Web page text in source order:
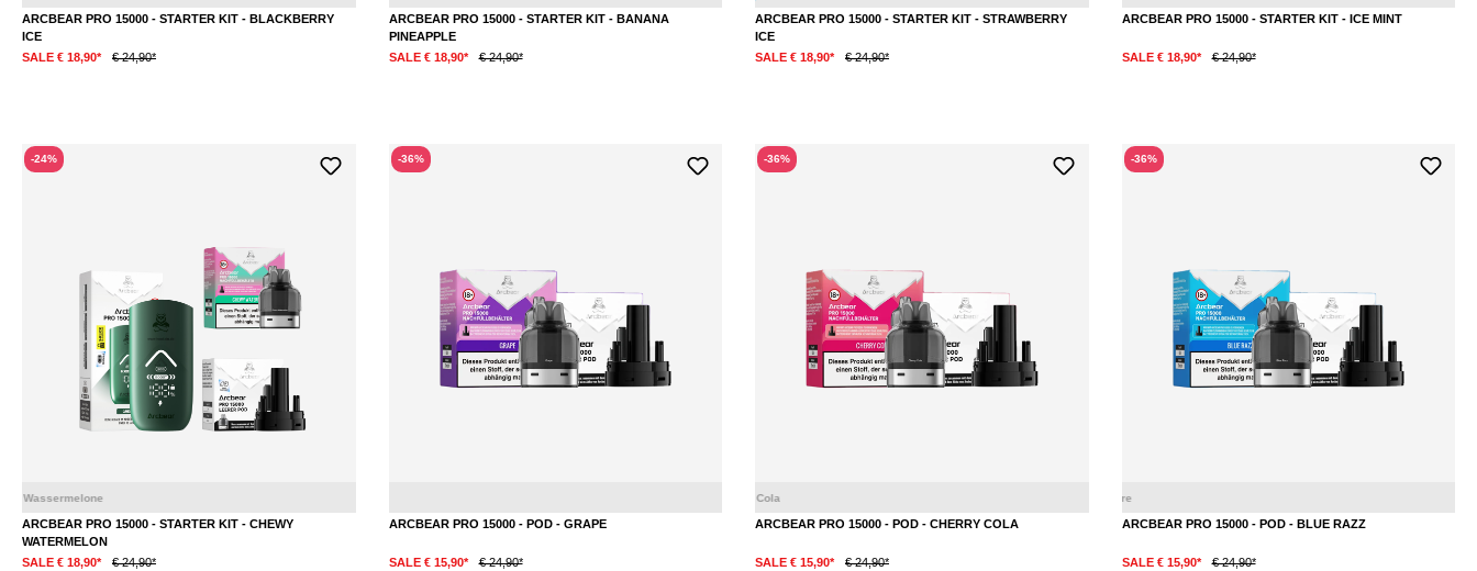
ARCBEAR PRO 15000 - STARTER KIT - BLACKBERRY
ICE
SALE € 18,90*
€ 24,90*
ARCBEAR PRO 15000 - STARTER KIT - BANANA
PINEAPPLE
SALE € 18,90*
€ 24,90*
ARCBEAR PRO 15000 - STARTER KIT - STRAWBERRY
ICE
SALE € 18,90*
€ 24,90*
ARCBEAR PRO 15000 - STARTER KIT - ICE MINT
SALE € 18,90* € 24,90*
-24%
ARCBEAR PRO 15000 - STARTER KIT - CHEWY
WATERMELON
SALE € 18,90*
€ 24,90*
-36%
ARCBEAR PRO 15000 - POD - GRAPE
SALE € 15,90* € 24,90*
-36%
Kirsche
ARCBEAR PRO 15000 - POD - CHERRY COLA
SALE € 15,90* € 24,90*
-36%
ARCBEAR PRO 15000 - POD - BLUE RAZZ
SALE € 15,90* € 24,90*